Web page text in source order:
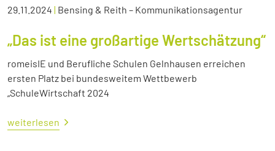
29.11.2024 | Bensing & Reith – Kommunikationsagentur
„Das ist eine großartige Wertschätzung“
romeisIE und Berufliche Schulen Gelnhausen erreichen
ersten Platz bei bundesweitem Wettbewerb
„SchuleWirtschaft 2024
weiterlesen